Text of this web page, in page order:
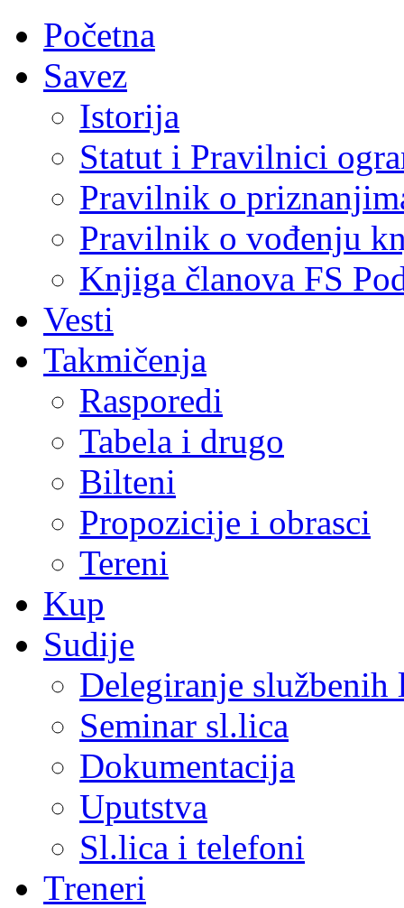
Početna
Savez
Istorija
Statut i Pravilnici
Pravilnik o
Pravilnik o vođenju
Knjiga članova FS
Vesti
Takmičenja
Rasporedi
Tabela i drugo
Bilteni
Propozicije i obrasci
Tereni
Kup
Sudije
Delegiranje službenih
Seminar sl.lica
Dokumentacija
Uputstva
Sl.lica i telefoni
Treneri